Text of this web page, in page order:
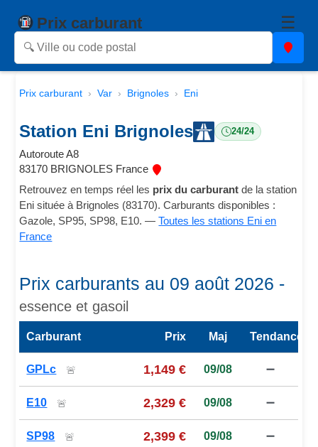
Prix carburant ☰
Prix carburant Var Brignoles Eni
Station Eni Brignoles 24/24
Autoroute A8
83170 BRIGNOLES France
Retrouvez en temps réel les prix du carburant de la station
Eni située à Brignoles (83170). Carburants disponibles :
Gazole, SP95, SP98, E10. —Toutes les stations Eni en
France
Prix carburants au 09 août 2026 -
essence et gasoil
Carburant Prix Maj Tendance
GPLc 🚨 1,149 € 09/08 ➖
E10 🚨 2,329 € 09/08 ➖
SP98 🚨 2,399 € 09/08 ➖